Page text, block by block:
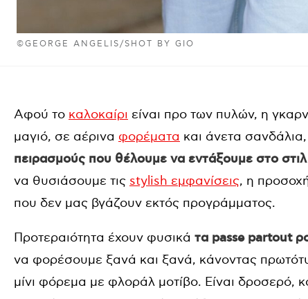
©GEORGE ANGELIS/SHOT BY GIO
Αφού το καλοκαίρι είναι προ των πυλών, η
μαγιό, σε αέρινα φορέματα και άνετα
πειρασμούς που θέλουμε να εντάξουμε στο
να θυσιάσουμε τις stylish εμφανίσεις, η
που δεν μας βγάζουν εκτός προγράμματος.
Προτεραιότητα έχουν φυσικά τα passe partout
να φορέσουμε ξανά και ξανά, κάνοντας
μίνι φόρεμα με φλοράλ μοτίβο. Είναι δροσερό,